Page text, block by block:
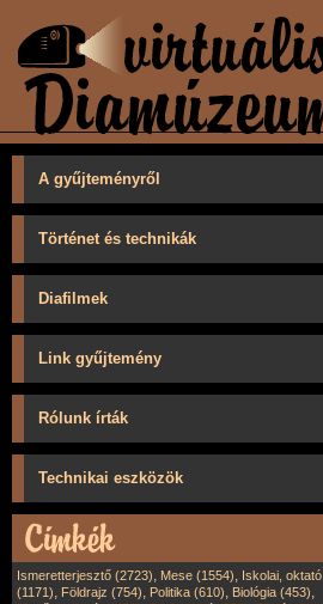
A gyűjteményről
Történet és technikák
Diafilmek
Link gyűjtemény
Rólunk írták
Technikai eszközök
Ismeretterjesztő (2723), Mese (1554), Iskolai, oktató
(1171), Földrajz (754), Politika (610), Biológia (453),